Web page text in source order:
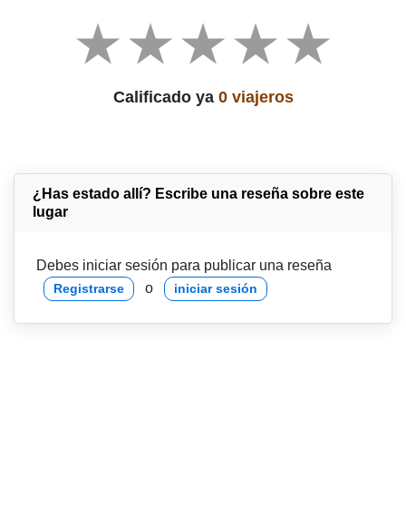
Calificado ya 0 viajeros
¿Has estado allí? Escribe una reseña sobre este
lugar
Debes iniciar sesión para publicar una reseña
Registrarse o iniciar sesión